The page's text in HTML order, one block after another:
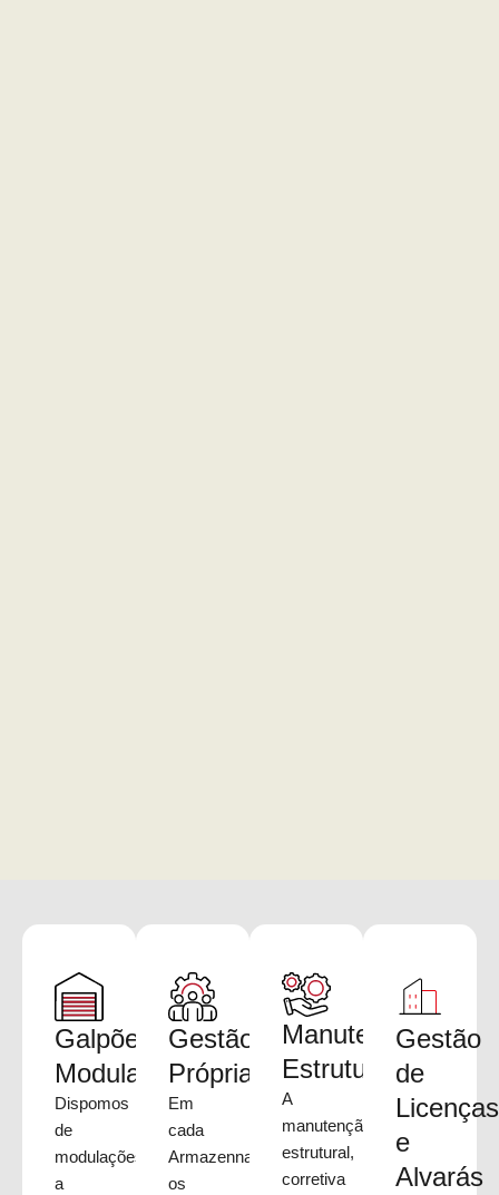
Galpões
Modulares
Dispomos
de
modulações
a
Gestão
Própria
Em
cada
Armazenna,
os
Manutenção
Estrutural
A
manutenção
estrutural,
corretiva
Gestão
de
Licenças
e
Alvarás